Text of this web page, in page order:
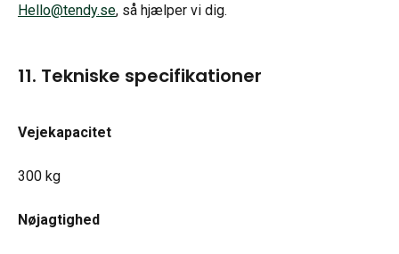
Hello@tendy.se, så hjælper vi dig.
11. Tekniske specifikationer
Vejekapacitet
300 kg
Nøjagtighed